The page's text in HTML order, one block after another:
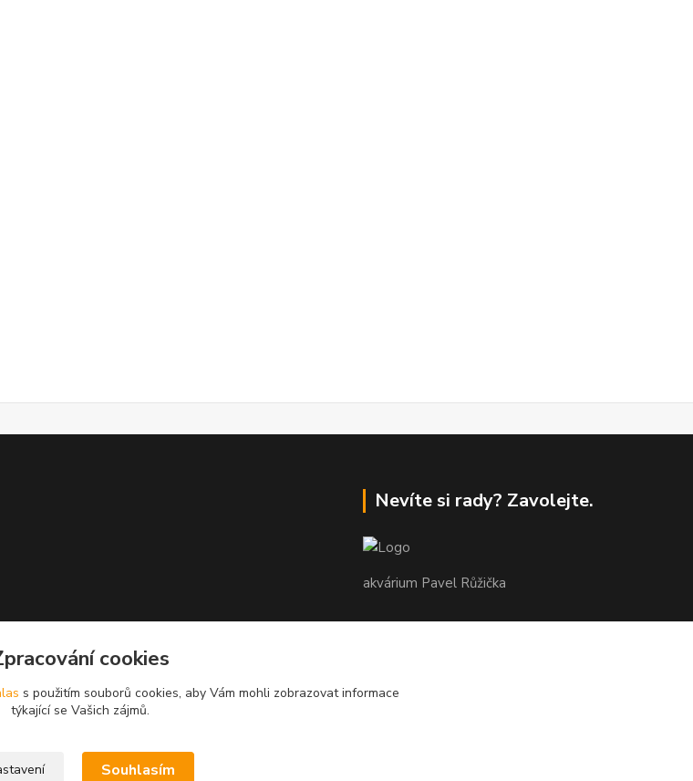
Nevíte si rady? Zavolejte.
akvárium Pavel Růžička
info@akvariumruzicka.cz
cookies
s použitím souborů cookies, aby Vám mohli zobrazovat informace
týkající se Vašich zájmů.
Souhlasím